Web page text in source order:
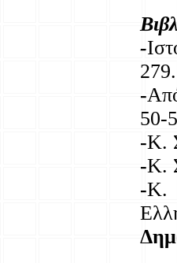
-
279.
-
50-
-Κ.
-Κ.
-Κ.